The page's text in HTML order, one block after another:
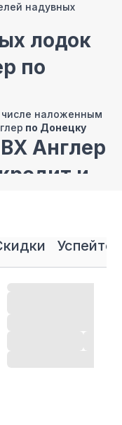
надувных
лодок
по
наложенным
по Донецку
Англер
и
Успейте